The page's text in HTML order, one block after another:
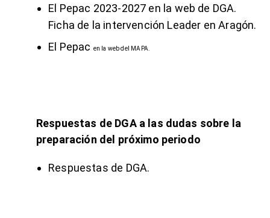
El Pepac 2023-2027 en la web de DGA.
Ficha de la intervención Leader en Aragón.
El Pepac en la webdel MAPA.
Respuestas de DGA a las dudas sobre la
preparación del próximo periodo
Respuestas de DGA.